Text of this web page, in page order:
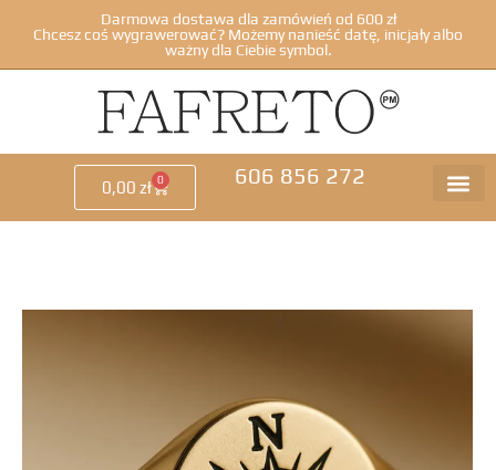
Darmowa dostawa dla zamówień od 600 zł
Chcesz coś wygrawerować? Możemy nanieść datę, inicjały albo
ważny dla Ciebie symbol.
0,00 zł 0 606 856 272